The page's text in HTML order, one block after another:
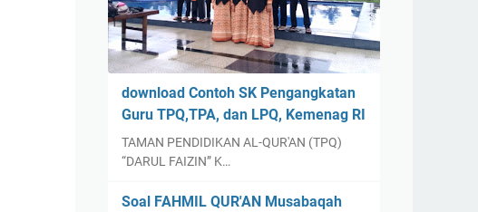
download Contoh SK Pengangkatan
Guru TPQ,TPA, dan LPQ, Kemenag RI
TAMAN PENDIDIKAN AL-QUR'AN (TPQ)
“DARUL FAIZIN” K…
Soal FAHMIL QUR'AN Musabaqah